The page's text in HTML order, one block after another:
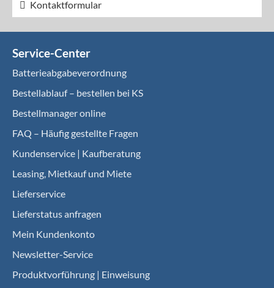
Kontaktformular
Service-Center
Batterieabgabeverordnung
Bestellablauf – bestellen bei KS
Bestellmanager online
FAQ – Häufig gestellte Fragen
Kundenservice | Kaufberatung
Leasing, Mietkauf und Miete
Lieferservice
Lieferstatus anfragen
Mein Kundenkonto
Newsletter-Service
Produktvorführung | Einweisung